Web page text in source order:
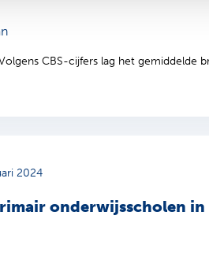
CBS-cijfers lag het
onderwijsscholen
2024